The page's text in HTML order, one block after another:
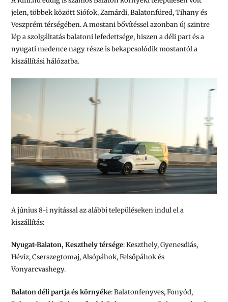
jelen, többek között Siófok, Zamárdi, Balatonfüred, Tihany és
Veszprém térségében. A mostani bővítéssel azonban új szintre
lép a szolgáltatás balatoni lefedettsége, hiszen a déli part és a
nyugati medence nagy része is bekapcsolódik mostantól a
kiszállítási hálózatba.
A június 8-i nyitással az alábbi településeken indul el a
kiszállítás:
Nyugat-Balaton, Keszthely térsége: Keszthely, Gyenesdiás,
Hévíz, Cserszegtomaj, Alsópáhok, Felsőpáhok és
Vonyarcvashegy.
Balaton déli partja és környéke: Balatonfenyves, Fonyód,